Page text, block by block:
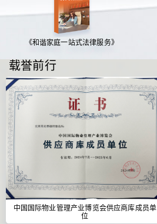
《和谐家庭一站式法律服务》
载誉前行
中国国际物业管理产业博览会供应商库成员单
位